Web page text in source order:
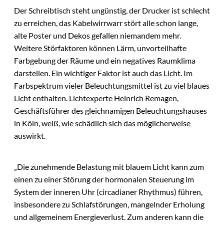
Der Schreibtisch steht ungünstig, der Drucker ist schlecht
zu erreichen, das Kabelwirrwarr stört alle schon lange,
alte Poster und Dekos gefallen niemandem mehr.
Weitere Störfaktoren können Lärm, unvorteilhafte
Farbgebung der Räume und ein negatives Raumklima
darstellen. Ein wichtiger Faktor ist auch das Licht. Im
Farbspektrum vieler Beleuchtungsmittel ist zu viel blaues
Licht enthalten. Lichtexperte Heinrich Remagen,
Geschäftsführer des gleichnamigen Beleuchtungshauses
in Köln, weiß, wie schädlich sich das möglicherweise
auswirkt.
„Die zunehmende Belastung mit blauem Licht kann zum
einen zu einer Störung der hormonalen Steuerung im
System der inneren Uhr (circadianer Rhythmus) führen,
insbesondere zu Schlafstörungen, mangelnder Erholung
und allgemeinem Energieverlust. Zum anderen kann die